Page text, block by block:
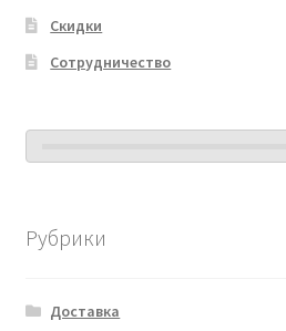
Скидки
Сотрудничество
Рубрики
Доставка